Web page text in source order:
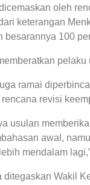
oleh
keterangan
besarannya 100
ramai
rencana revisi
usulan
awal,
mendalam
ditegaskan Wakil